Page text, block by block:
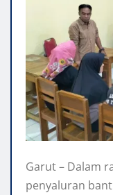
Garut – Dalam
penyaluran